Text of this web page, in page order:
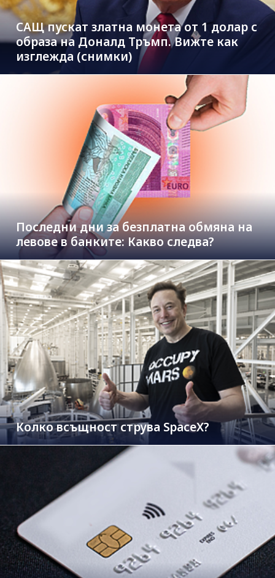
САЩ пускат златна монета от 1 долар с
образа на Доналд Тръмп. Вижте как
изглежда (снимки)
Последни дни за безплатна обмяна на
левове в банките: Какво следва?
Колко всъщност струва SpaceX?